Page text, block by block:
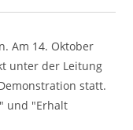
Am 14. Oktober
unter der Leitung
statt.
und "Erhalt